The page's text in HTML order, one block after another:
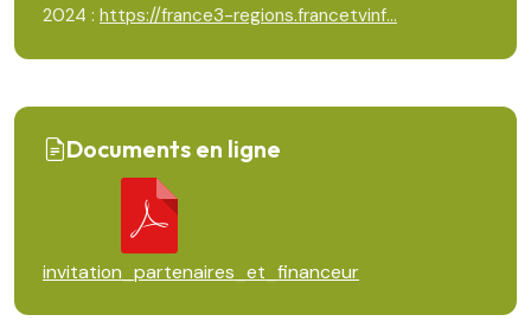
2024 : https://france3-regions.francetvinf...
Documents en ligne
invitation_partenaires_et_financeur